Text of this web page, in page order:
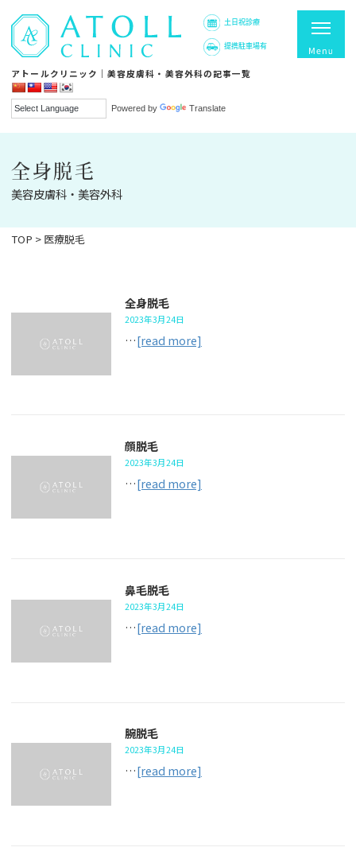
アトールクリニック｜美容皮膚科・美容外科の記事一覧
Powered by Translate
土日祝診療
提携駐車場有
全身脱毛
美容皮膚科・美容外科
TOP > 医療脱毛
全身脱毛
2023年3月24日
…[read more]
顔脱毛
2023年3月24日
…[read more]
鼻毛脱毛
2023年3月24日
…[read more]
腕脱毛
2023年3月24日
…[read more]